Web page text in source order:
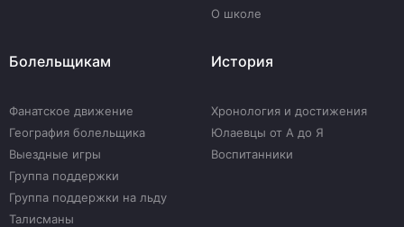
О школе
Болельщикам
Фанатское движение
География болельщика
Выездные игры
Группа поддержки
Группа поддержки на льду
Талисманы
История
Хронология и достижения
Юлаевцы от А до Я
Воспитанники